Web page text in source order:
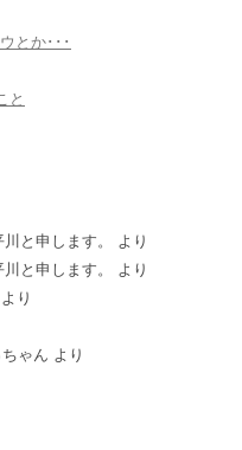
とか･･･
と
川と申します。
より
川と申します。
より
より
ゃん より